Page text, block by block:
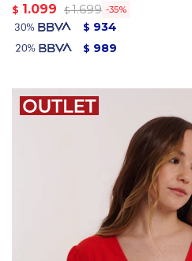
$ 1.099 $ 1.699 35
$ 934
$ 989